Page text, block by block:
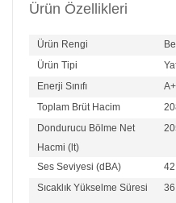
Ürün Özellikleri
Ürün Rengi
Ürün Tipi
Enerji Sınıfı
A+
Toplam Brüt Hacim
Dondurucu Bölme Net
Hacmi (lt)
Ses Seviyesi (dBA)
42
Sıcaklık Yükselme Süresi
36